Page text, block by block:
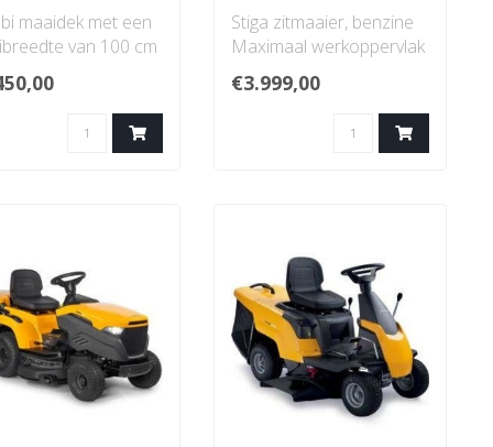
maaidek met een
van 100 cm
Geschikt
Pa..
Stiga zitmaaier, benzine
Maximaal werkoppervlak
4500 m²
Maaibreedte 95 - 100 ..
€3.999,00